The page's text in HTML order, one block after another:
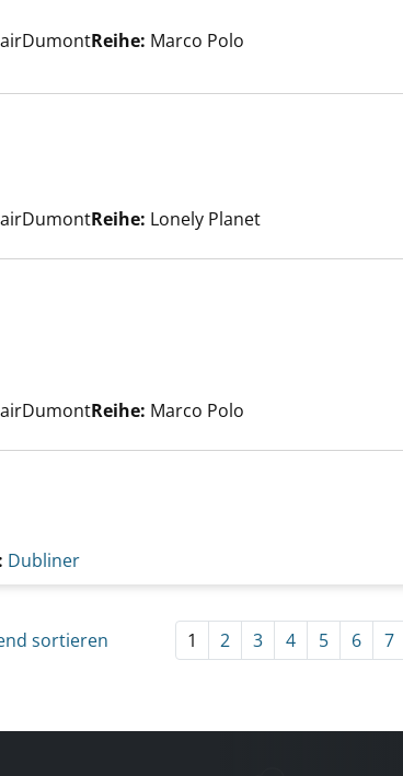
Reihe: Marco Polo
Reihe: Lonely Planet
nach diesem Verfasser
Reihe: Marco Polo
Dubliner
sortieren 1 2 3 4 5 6 7